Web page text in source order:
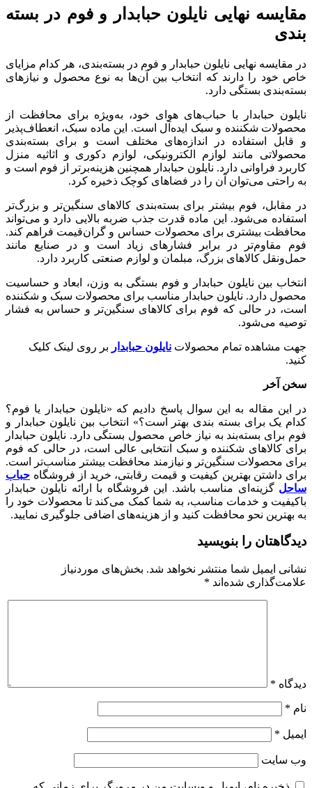
مقایسه نهایی نایلون حبابدار و فوم در بسته
بندی
در مقایسه نهایی نایلون حبابدار و فوم در بسته‌بندی، هر کدام مزایای
خاص خود را دارند که انتخاب بین آن‌ها به نوع محصول و نیازهای
بسته‌بندی بستگی دارد.
نایلون حبابدار با حباب‌های هوای خود، به‌ویژه برای محافظت از
محصولات شکننده و سبک ایده‌آل است. این ماده سبک، انعطاف‌پذیر
و قابل استفاده در اندازه‌های مختلف است و برای بسته‌بندی
محصولاتی مانند لوازم الکترونیکی، لوازم دکوری و اثاثیه منزل
کاربرد فراوانی دارد. نایلون حبابدار همچنین هزینه‌برتر از فوم است و
به راحتی می‌توان آن را در فضاهای کوچک ذخیره کرد.
در مقابل، فوم بیشتر برای بسته‌بندی کالاهای سنگین‌تر و بزرگ‌تر
استفاده می‌شود. این ماده قدرت جذب ضربه بالایی دارد و می‌تواند
محافظت بیشتری برای محصولات حساس و گران‌قیمت فراهم کند.
فوم مقاوم‌تر در برابر فشارهای زیاد است و در صنایع مانند
حمل‌ونقل کالاهای بزرگ، مبلمان و لوازم صنعتی کاربرد دارد.
انتخاب بین نایلون حبابدار و فوم بستگی به وزن، ابعاد و حساسیت
محصول دارد. نایلون حبابدار مناسب برای محصولات سبک و شکننده
است، در حالی که فوم برای کالاهای سنگین‌تر و حساس به فشار
توصیه می‌شود.
جهت مشاهده تمام محصولات نایلون حبابدار بر روی لینک کلیک
کنید.
سخن آخر
در این مقاله به این سوال پاسخ دادیم که «نایلون حبابدار یا فوم؟
کدام ‌یک برای بسته‌ بندی بهتر است؟» انتخاب بین نایلون حبابدار و
فوم برای بسته‌بند به نیاز خاص محصول بستگی دارد. نایلون حبابدار
برای کالاهای شکننده و سبک انتخابی عالی است، در حالی که فوم
برای محصولات سنگین‌تر و نیازمند محافظت بیشتر مناسب‌تر است.
برای داشتن بهترین کیفیت و قیمت رقابتی، خرید از فروشگاه حباب
ساحل گزینه‌ای مناسب باشد. این فروشگاه با ارائه نایلون حبابدار
باکیفیت و خدمات مناسب، به شما کمک می‌کند تا محصولات خود را
به بهترین نحو محافظت کنید و از هزینه‌های اضافی جلوگیری نمایید.
دیدگاهتان را بنویسید
نشانی ایمیل شما منتشر نخواهد شد. بخش‌های موردنیاز
علامت‌گذاری شده‌اند *
دیدگاه *
نام *
ایمیل *
وب‌ سایت